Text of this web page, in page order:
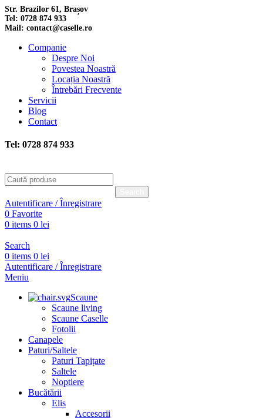
Str. Brazilor 61, Brașov
Tel: 0728 874 933
Mail: contact@caselle.ro
Companie
Despre Noi
Povestea Noastră
Locația Noastră
Întrebări Frecvente
Servicii
Blog
Contact
Tel: 0728 874 933
Autentificare / Înregistrare
0 Favorite
0 items 0 lei
Search
0 items 0 lei
Autentificare / Înregistrare
Meniu
Scaune
Scaune living
Scaune Caselle
Fotolii
Canapele
Paturi/Saltele
Paturi Tapițate
Saltele
Noptiere
Bucătării
Elis
Accesorii